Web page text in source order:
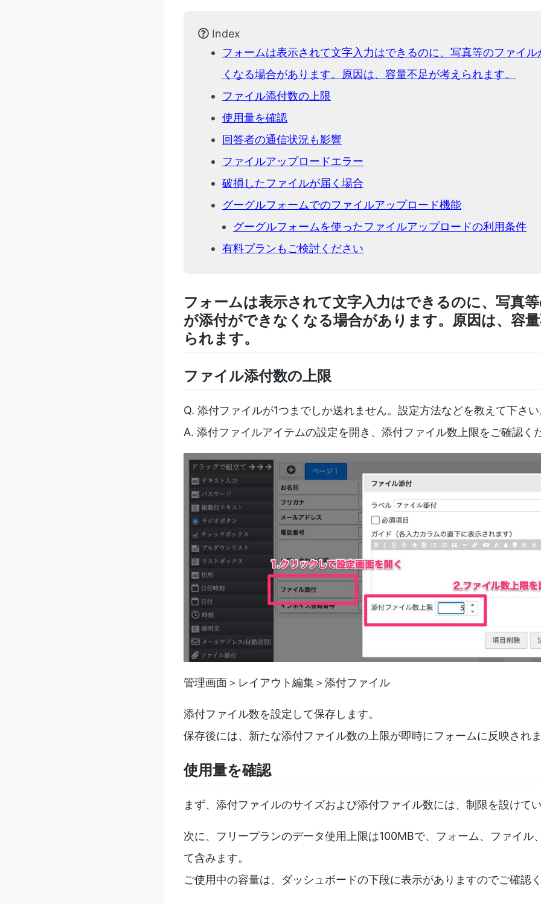
Index
フォームは表示されて文字入力はできるのに、写真等のファイ
くなる場合があります。原因は、容量不足が考えられます。
ファイル添付数の上限
使用量を確認
回答者の通信状況も影響
ファイルアップロードエラー
破損したファイルが届く場合
グーグルフォームでのファイルアップロード機能
グーグルフォームを使ったファイルアップロードの利用条件
有料プランもご検討ください
フォームは表示されて文字入力はできるのに、写真
が添付ができなくなる場合があります。原因は、容
られます。
ファイル添付数の上限
Q. 添付ファイルが1つまでしか送れません。設定方法などを教えて下さ
A. 添付ファイルアイテムの設定を開き、添付ファイル数上限をご確認く
管理画面＞レイアウト編集＞添付ファイル
添付ファイル数を設定して保存します。
保存後には、新たな添付ファイル数の上限が即時にフォームに反映され
使用量を確認
まず、添付ファイルのサイズおよび添付ファイル数には、制限を設けて
次に、フリープランのデータ使用上限は100MBで、フォーム、ファイル
て含みます。
ご使用中の容量は、ダッシュボードの下段に表示がありますのでご確認